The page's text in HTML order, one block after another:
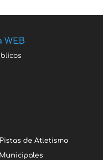
WEB
de Atletismo